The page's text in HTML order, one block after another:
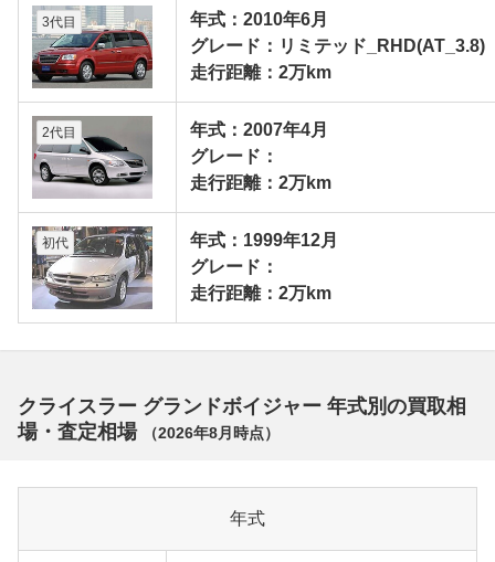
3代目
年式：2010年6月
グレード：リミテッド_RHD(AT_3.8)
走行距離：2万km
2代目
年式：2007年4月
グレード：
走行距離：2万km
初代
年式：1999年12月
グレード：
走行距離：2万km
クライスラー グランドボイジャー 年式別の買取相
場・査定相場
（2026年8月 時点）
年式